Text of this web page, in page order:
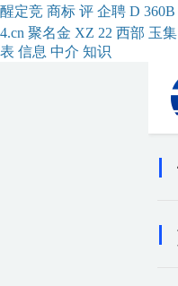
醒定竞 商标 评 企聘 D 360B
4.cn 聚名金 XZ 22 西部 玉集
表 信息 中介 知识